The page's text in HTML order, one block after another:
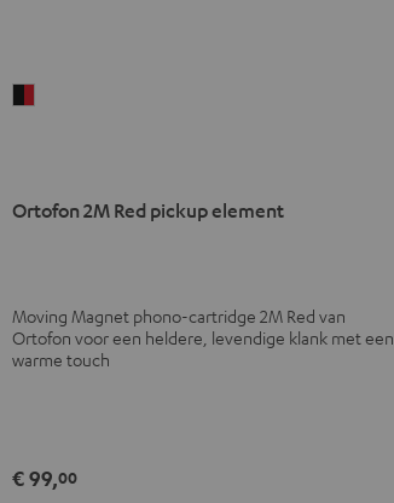
element
Ortofon 2M Red pickup element
Moving Magnet phono-cartridge 2M Red van
Ortofon voor een heldere, levendige klank met een
warme touch
€ 99,00